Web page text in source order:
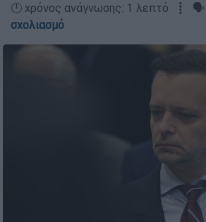
🕛 χρόνος ανάγνωσης: 1 λεπτό ┋ 🗣️
σχολιασμό